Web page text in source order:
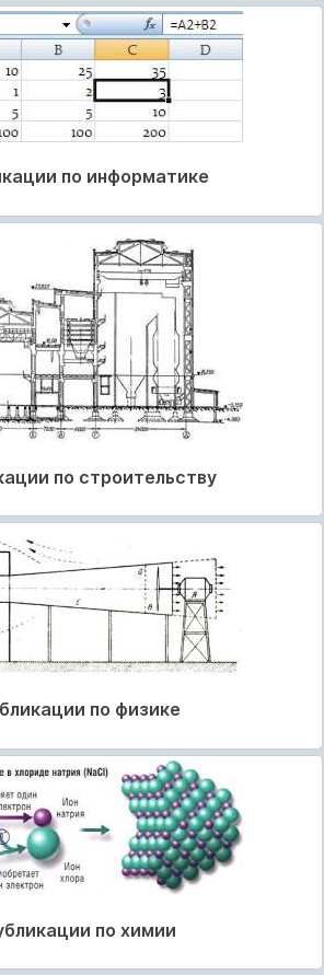
по информатике
по строительству
по физике
по химии